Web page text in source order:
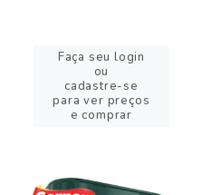
Faça seu login
ou
cadastre-se
para ver preços
e comprar